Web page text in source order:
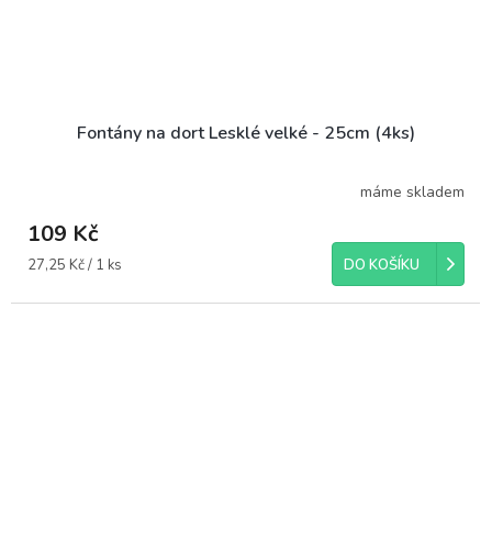
Fontány na dort Lesklé velké - 25cm (4ks)
máme skladem
109 Kč
Měrná
27,25 Kč / 1 ks DO KOŠÍKU